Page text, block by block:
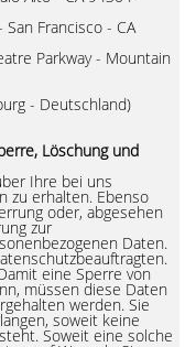
Francisco - CA
Parkway - Mountain
- Deutschland)
Löschung und
Ihre bei uns
zu erhalten. Ebenso
oder, abgesehen
zur
Daten.
eine Sperre von
müssen diese Daten
werden. Sie
soweit keine
Soweit eine solche